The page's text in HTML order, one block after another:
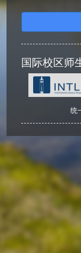
国际校区师
统